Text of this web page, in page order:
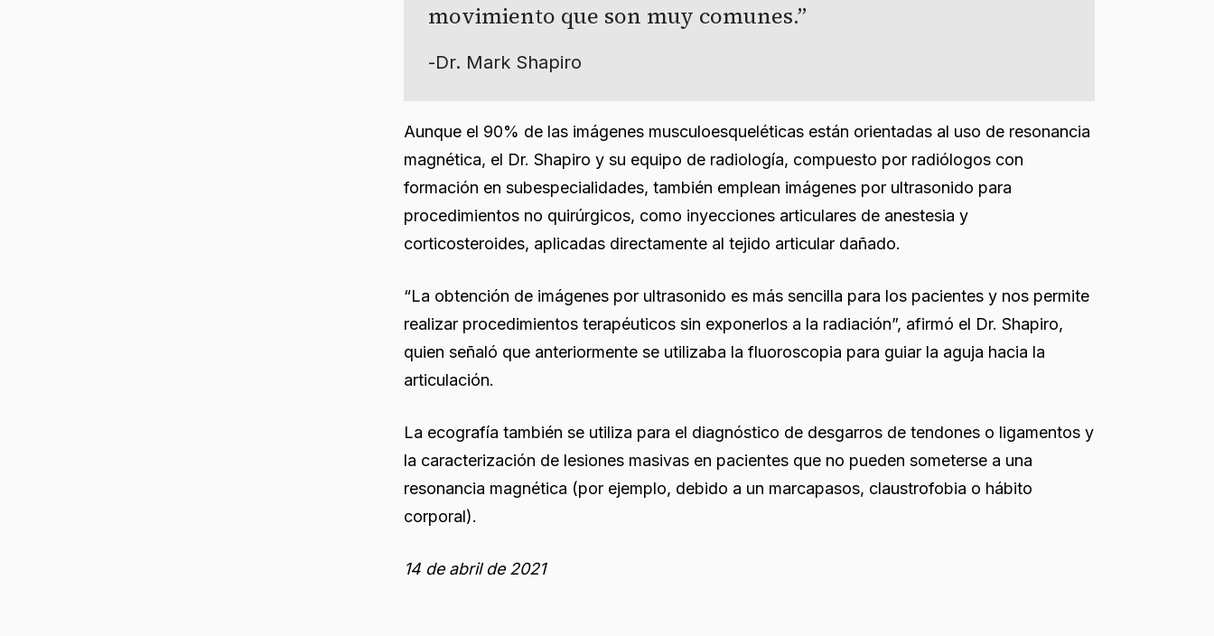
movimiento que son muy comunes.
-Dr. Mark Shapiro
Aunque el 90% de las imágenes musculoesqueléticas están orientadas al uso de resonancia
magnética, el Dr. Shapiro y su equipo de radiología, compuesto por radiólogos con
formación en subespecialidades, también emplean imágenes por ultrasonido para
procedimientos no quirúrgicos, como inyecciones articulares de anestesia y
corticosteroides, aplicadas directamente al tejido articular dañado.
“La obtención de imágenes por ultrasonido es más sencilla para los pacientes y nos permite
realizar procedimientos terapéuticos sin exponerlos a la radiación”, afirmó el Dr. Shapiro,
quien señaló que anteriormente se utilizaba la fluoroscopia para guiar la aguja hacia la
articulación.
La ecografía también se utiliza para el diagnóstico de desgarros de tendones o ligamentos y
la caracterización de lesiones masivas en pacientes que no pueden someterse a una
resonancia magnética (por ejemplo, debido a un marcapasos, claustrofobia o hábito
corporal).
14 de abril de 2021